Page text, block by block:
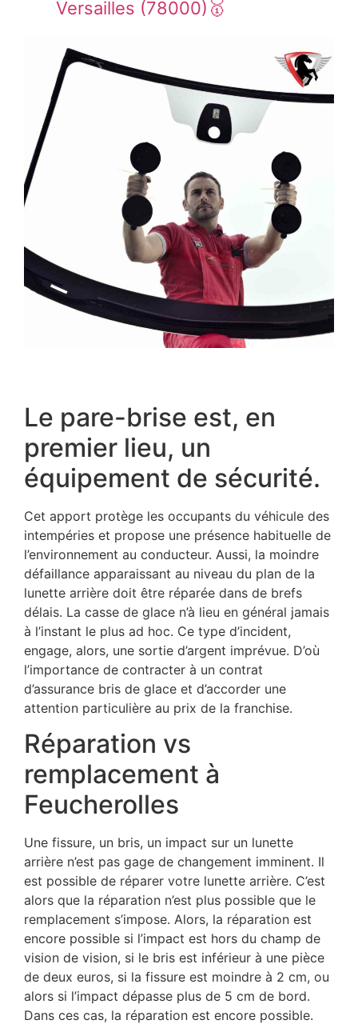
Versailles (78000)🥇
Le pare-brise est, en
premier lieu, un
équipement de sécurité.
Cet apport protège les occupants du véhicule des
intempéries et propose une présence habituelle de
l’environnement au conducteur. Aussi, la moindre
défaillance apparaissant au niveau du plan de la
lunette arrière doit être réparée dans de brefs
délais. La casse de glace n’à lieu en général jamais
à l’instant le plus ad hoc. Ce type d’incident,
engage, alors, une sortie d’argent imprévue. D’où
l’importance de contracter à un contrat
d’assurance bris de glace et d’accorder une
attention particulière au prix de la franchise.
Réparation vs
remplacement à
Feucherolles
Une fissure, un bris, un impact sur un lunette
arrière n’est pas gage de changement imminent. Il
est possible de réparer votre lunette arrière. C’est
alors que la réparation n’est plus possible que le
remplacement s’impose. Alors, la réparation est
encore possible si l’impact est hors du champ de
vision de vision, si le bris est inférieur à une pièce
de deux euros, si la fissure est moindre à 2 cm, ou
alors si l’impact dépasse plus de 5 cm de bord.
Dans ces cas, la réparation est encore possible.